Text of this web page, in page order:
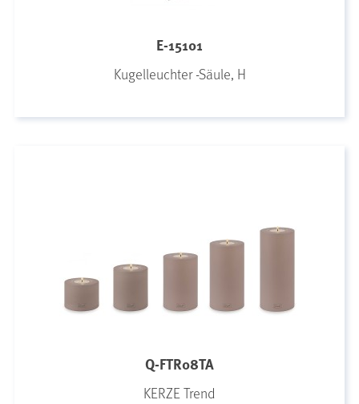
E-15101
Kugelleuchter -Säule, H
Q-FTR08TA
KERZE Trend